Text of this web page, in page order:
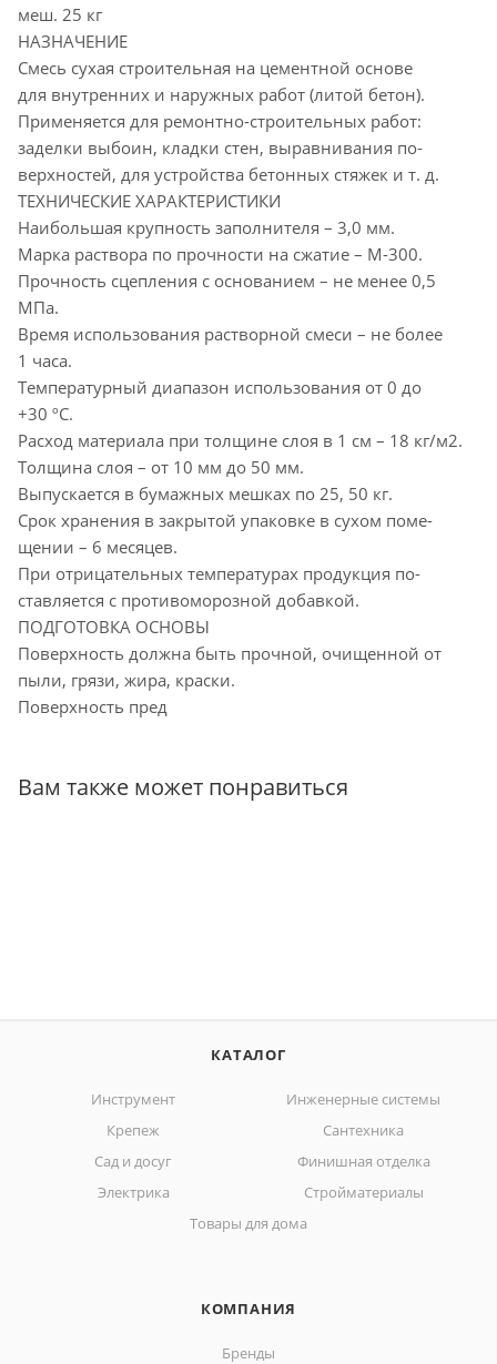
меш. 25 кг
НАЗНАЧЕНИЕ
Смесь сухая строительная на цементной основе
для внутренних и наружных работ (литой бетон).
Применяется для ремонтно-строительных работ:
заделки выбоин, кладки стен, выравнивания по-
верхностей, для устройства бетонных стяжек и т. д.
ТЕХНИЧЕСКИЕ ХАРАКТЕРИСТИКИ
Наибольшая крупность заполнителя – 3,0 мм.
Марка раствора по прочности на сжатие – М-300.
Прочность сцепления с основанием – не менее 0,5
МПа.
Время использования растворной смеси – не более
1 часа.
Температурный диапазон использования от 0 до
+30 ºС.
Расход материала при толщине слоя в 1 см – 18 кг/м2.
Толщина слоя – от 10 мм до 50 мм.
Выпускается в бумажных мешках по 25, 50 кг.
Срок хранения в закрытой упаковке в сухом поме-
щении – 6 месяцев.
При отрицательных температурах продукция по-
ставляется с противоморозной добавкой.
ПОДГОТОВКА ОСНОВЫ
Поверхность должна быть прочной, очищенной от
пыли, грязи, жира, краски.
Поверхность пред
Вам также может понравиться
КАТАЛОГ
Инструмент
Инженерные системы
Крепеж
Сантехника
Сад и досуг
Финишная отделка
Электрика
Стройматериалы
Товары для дома
КОМПАНИЯ
Бренды